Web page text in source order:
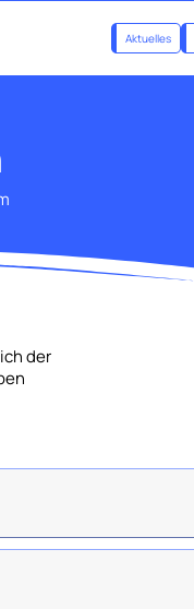
Aktuelles
der